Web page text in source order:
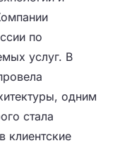
по
услуг. В
одним
стала
клиентские